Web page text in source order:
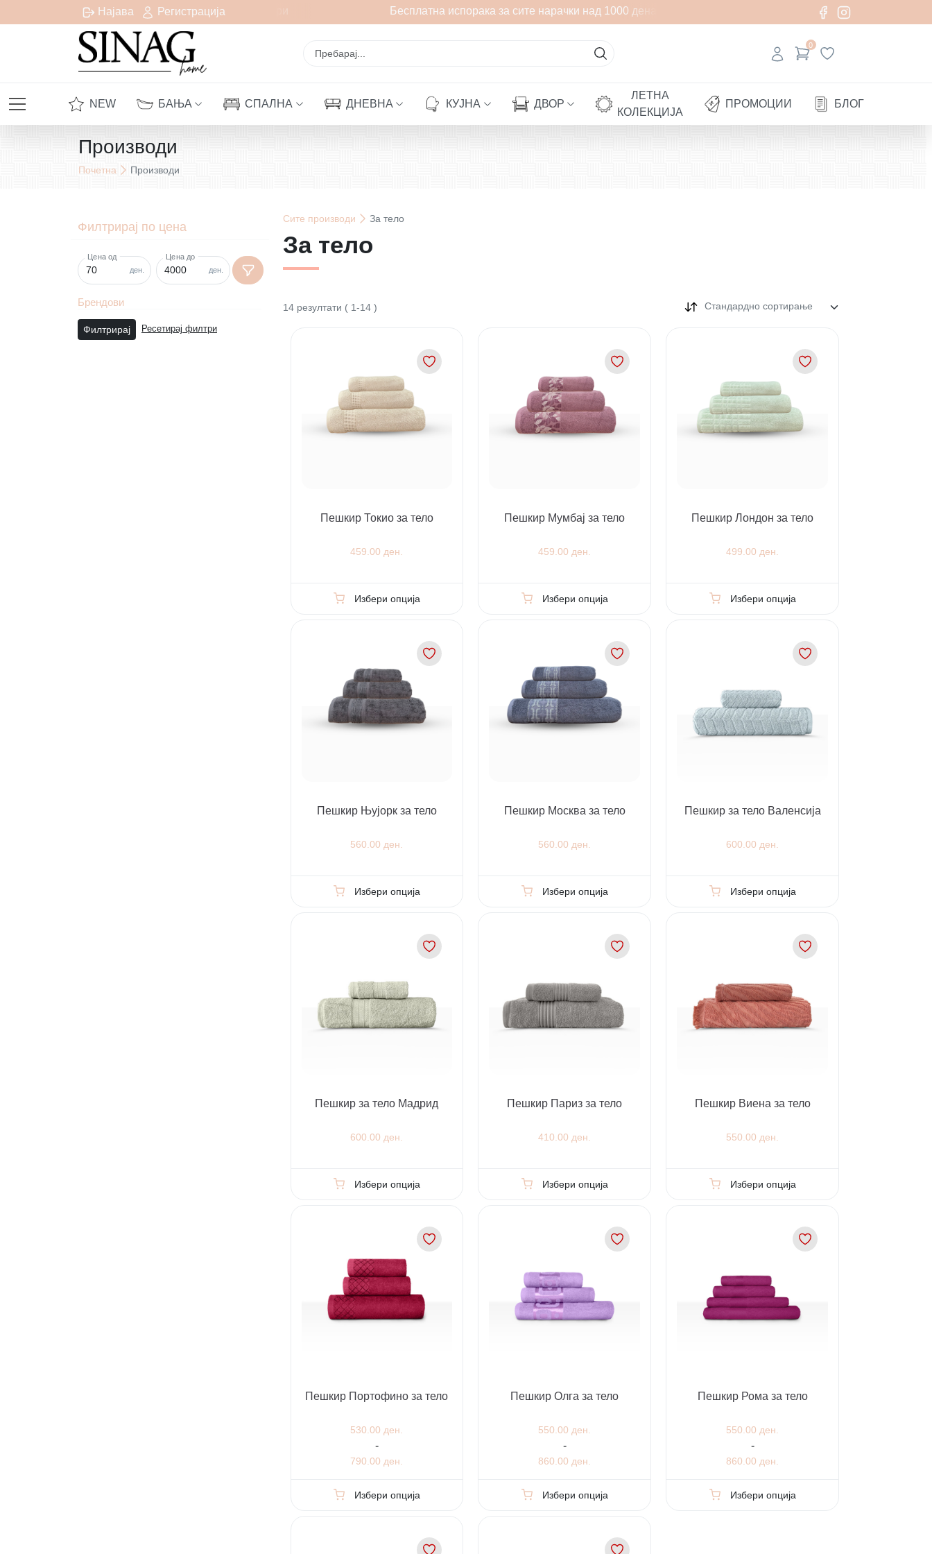
Најава Регистрација
испорака за сите нарачки над 1000 денари Бесплатна испорака за сите нарачки над 1000 денари
0
NEW БАЊА СПАЛНА ДНЕВНА КУЈНА ДВОР
ЛЕТНА
КОЛЕКЦИЈА
ПРОМОЦИИ БЛОГ
Производи
Почетна Производи
Филтрирај по цена
ден.
Цена од
ден.
Цена до
Брендови
Филтрирај Ресетирај филтри
Сите производи За тело
За тело
14 резултати ( 1-14 ) Стандардно сортирање
Пешкир Токио за тело
459.00 ден.
Избери опција
Пешкир Мумбај за тело
459.00 ден.
Избери опција
Пешкир Лондон за тело
499.00 ден.
Избери опција
Пешкир Њујорк за тело
560.00 ден.
Избери опција
Пешкир Москва за тело
560.00 ден.
Избери опција
Пешкир за телo Валенсија
600.00 ден.
Избери опција
Пешкир за тело Мадрид
600.00 ден.
Избери опција
Пешкир Париз за тело
410.00 ден.
Избери опција
Пешкир Виена за тело
550.00 ден.
Избери опција
Пешкир Портофино за тело
530.00 ден.
-
790.00 ден.
Избери опција
Пешкир Олга за тело
550.00 ден.
-
860.00 ден.
Избери опција
Пешкир Рома за тело
550.00 ден.
-
860.00 ден.
Избери опција